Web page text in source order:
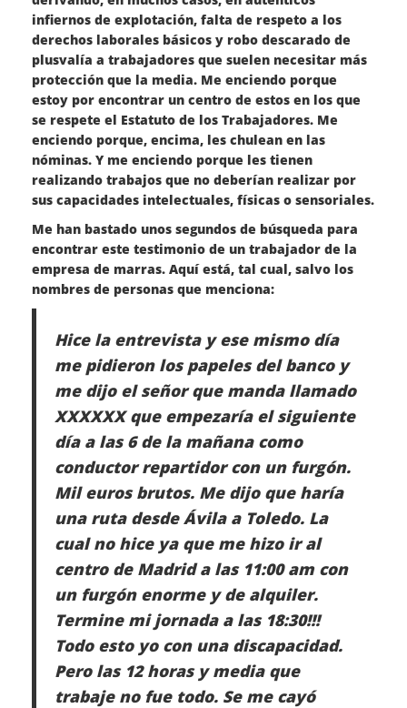
infiernos de explotación, falta de respeto a los
derechos laborales básicos y robo descarado de
plusvalía a trabajadores que suelen necesitar más
protección que la media. Me enciendo porque
estoy por encontrar un centro de estos en los que
se respete el Estatuto de los Trabajadores. Me
enciendo porque, encima, les chulean en las
nóminas. Y me enciendo porque les tienen
realizando trabajos que no deberían realizar por
sus capacidades intelectuales, físicas o sensoriales.
Me han bastado unos segundos de búsqueda para
encontrar este testimonio de un trabajador de la
empresa de marras. Aquí está, tal cual, salvo los
nombres de personas que menciona:
Hice la entrevista y ese mismo día
me pidieron los papeles del banco y
me dijo el señor que manda llamado
XXXXXX que empezaría el siguiente
día a las 6 de la mañana como
conductor repartidor con un furgón.
Mil euros brutos. Me dijo que haría
una ruta desde Ávila a Toledo. La
cual no hice ya que me hizo ir al
centro de Madrid a las 11:00 am con
un furgón enorme y de alquiler.
Termine mi jornada a las 18:30!!!
Todo esto yo con una discapacidad.
Pero las 12 horas y media que
trabaje no fue todo. Se me cayó